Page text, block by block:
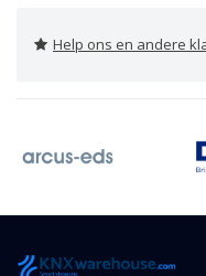
Help ons en andere